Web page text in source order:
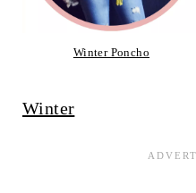
Winter Poncho
Winter